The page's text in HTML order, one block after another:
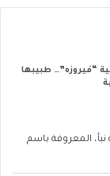
“فيروزه”… طبيبها
نبأ، المعروفة باسم